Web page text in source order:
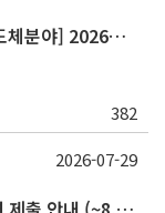
[국내교류] [혁신융합대학사업 차세대반도체분야] 2026학년도 숭실대학교 2학기 교류 수학
382
2026-07-29